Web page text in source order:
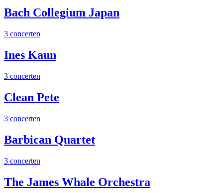
Bach Collegium Japan
3 concerten
Ines Kaun
3 concerten
Clean Pete
3 concerten
Barbican Quartet
3 concerten
The James Whale Orchestra